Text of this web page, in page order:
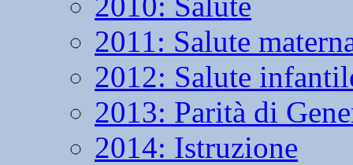
2011: Salute
2012: Salute
2013: Parità di
2014: Istruzione